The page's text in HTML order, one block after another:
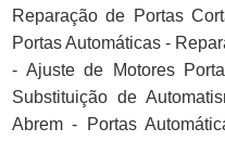
Reparação de Portas
Portas Automáticas -
- Ajuste de Motores
Substituição de
Abrem - Portas